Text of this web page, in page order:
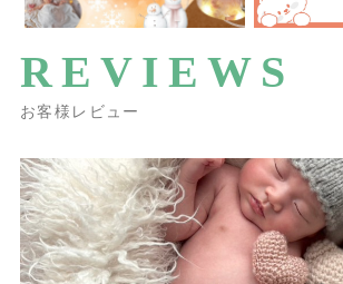
REVIEWS
お客様レビュー